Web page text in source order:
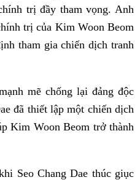
trị đầy tham vọng. Anh
trị của Kim Woon Beom
tham gia chiến dịch tranh
mẽ chống lại đảng độc
đã thiết lập một chiến dịch
Kim Woon Beom trở thành
Seo Chang Dae thúc giục